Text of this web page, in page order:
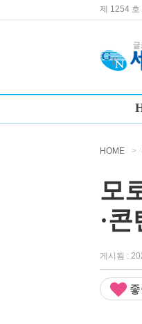
제 1254 호
HOME >
모
·
게시됨 :